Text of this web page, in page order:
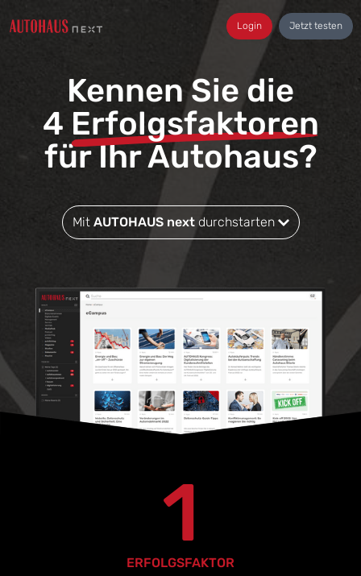
Login Jetzt testen
Kennen Sie die
4 Erfolgsfaktoren
für Ihr Autohaus?
Mit AUTOHAUS nextdurchstarten
1
ERFOLGSFAKTOR